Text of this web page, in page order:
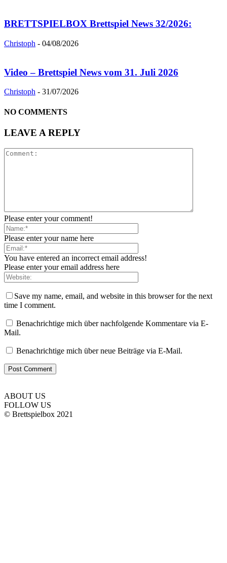
BRETTSPIELBOX Brettspiel News 32/2026:
Christoph - 04/08/2026
Video – Brettspiel News vom 31. Juli 2026
Christoph - 31/07/2026
NO COMMENTS
LEAVE A REPLY
Please enter your comment!
Please enter your name here
You have entered an incorrect email address!
Please enter your email address here
Save my name, email, and website in this browser for the next
time I comment.
Benachrichtige mich über nachfolgende Kommentare via E-
Mail.
Benachrichtige mich über neue Beiträge via E-Mail.
ABOUT US
FOLLOW US
© Brettspielbox 2021